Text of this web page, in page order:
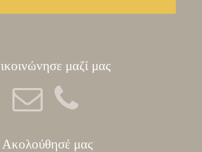
μαζί μας
Ακολούθησέ μας